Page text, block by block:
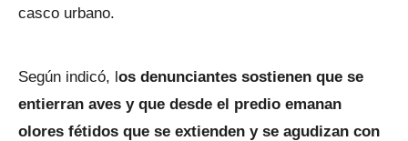
casco urbano.
Según indicó, los denunciantes sostienen que se
entierran aves y que desde el predio emanan
olores fétidos que se extienden y se agudizan con